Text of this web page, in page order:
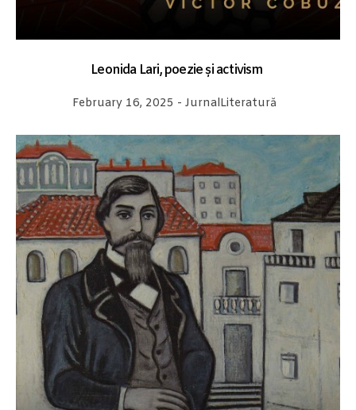
Leonida Lari, poezie și activism
February 16, 2025 - JurnalLiteratură